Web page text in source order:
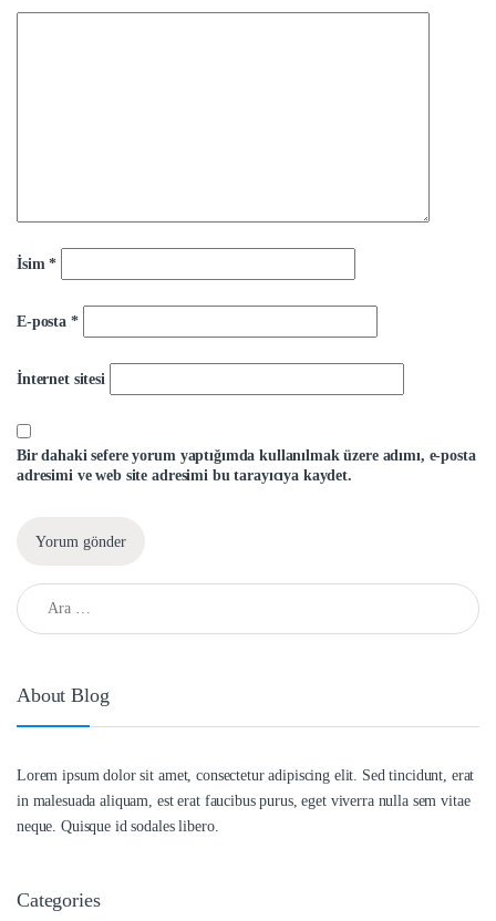
İsim*
E-posta *
İnternet sitesi
Bir dahaki sefere yorum yaptığımda kullanılmak üzere adımı, e-posta
adresimi ve web site adresimi bu tarayıcıya kaydet.
Arama:
About Blog
Lorem ipsum dolor sit amet, consectetur adipiscing elit. Sed tincidunt, erat
in malesuada aliquam, est erat faucibus purus, eget viverra nulla sem vitae
neque. Quisque id sodales libero.
Categories